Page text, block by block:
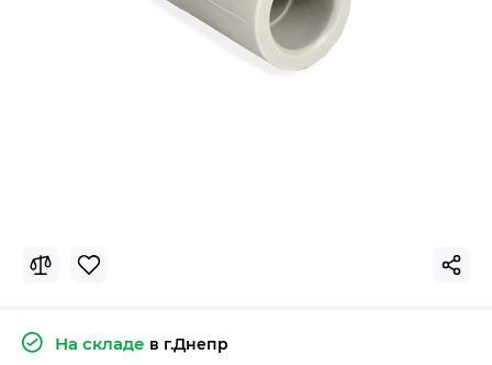
На складе в г.Днепр